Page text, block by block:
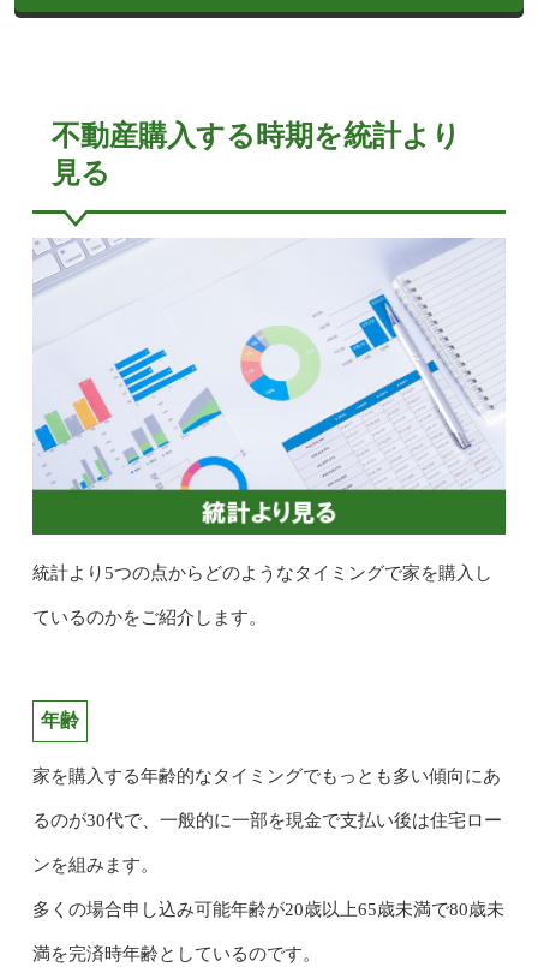
不動産購入する時期を統計より
見る
統計より5つの点からどのようなタイミングで家を購入し
ているのかをご紹介します。
年齢
家を購入する年齢的なタイミングでもっとも多い傾向にあ
るのが30代で、一般的に一部を現金で支払い後は住宅ロー
ンを組みます。
多くの場合申し込み可能年齢が20歳以上65歳未満で80歳未
満を完済時年齢としているのです。